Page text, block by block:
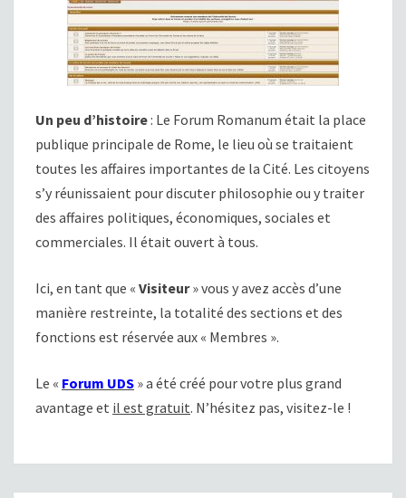
Un peu d’histoire: Le Forum Romanum était la place
publique principale de Rome, le lieu où se traitaient
toutes les affaires importantes de la Cité. Les citoyens
s’y réunissaient pour discuter philosophie ou y traiter
des affaires politiques, économiques, sociales et
commerciales. Il était ouvert à tous.
Ici, en tant que « Visiteur» vous y avez accès d’une
manière restreinte, la totalité des sections et des
fonctions est réservée aux « Membres ».
Le « Forum UDS » a été créé pour votre plus grand
avantage et il est gratuit. N’hésitez pas, visitez-le !